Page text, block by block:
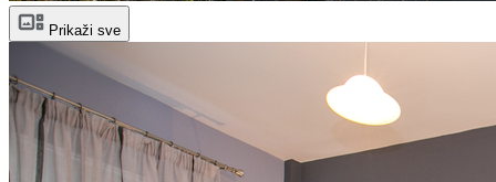
Prikaži sve